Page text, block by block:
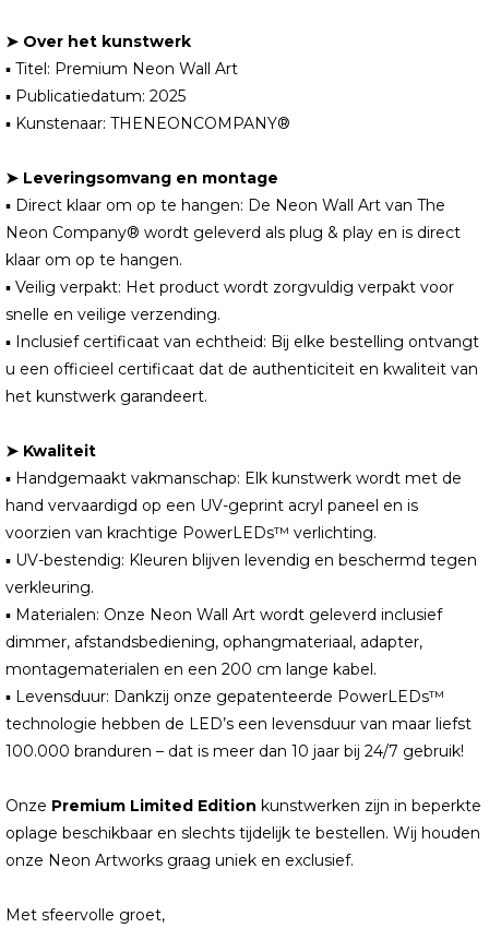
➤ Over het kunstwerk
▪ Titel: Premium Neon Wall Art
▪ Publicatiedatum: 2025
▪ Kunstenaar: THENEONCOMPANY®
➤ Leveringsomvang en montage
▪ Direct klaar om op te hangen: De Neon Wall Art van The
Neon Company® wordt geleverd als plug & play en is direct
klaar om op te hangen.
▪ Veilig verpakt: Het product wordt zorgvuldig verpakt voor
snelle en veilige verzending.
▪ Inclusief certificaat van echtheid: Bij elke bestelling ontvangt
u een officieel certificaat dat de authenticiteit en kwaliteit van
het kunstwerk garandeert.
➤ Kwaliteit
▪ Handgemaakt vakmanschap: Elk kunstwerk wordt met de
hand vervaardigd op een UV-geprint acryl paneel en is
voorzien van krachtige PowerLEDs™ verlichting.
▪ UV-bestendig: Kleuren blijven levendig en beschermd tegen
verkleuring.
▪ Materialen: Onze Neon Wall Art wordt geleverd inclusief
dimmer, afstandsbediening, ophangmateriaal, adapter,
montagematerialen en een 200 cm lange kabel.
▪ Levensduur: Dankzij onze gepatenteerde PowerLEDs™
technologie hebben de LED’s een levensduur van maar liefst
100.000 branduren – dat is meer dan 10 jaar bij 24/7 gebruik!
Onze Premium Limited Edition kunstwerken zijn in beperkte
oplage beschikbaar en slechts tijdelijk te bestellen. Wij houden
onze Neon Artworks graag uniek en exclusief.
Met sfeervolle groet,